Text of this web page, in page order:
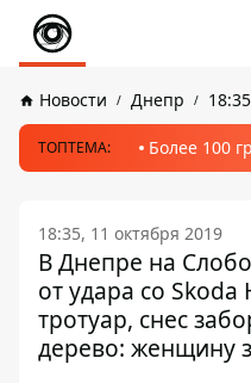
Новости Днепр
ТОПТЕМА: Более 100
18:35, 11 октября 2019
В Днепре на
от удара со
тротуар, снес
дерево: женщину